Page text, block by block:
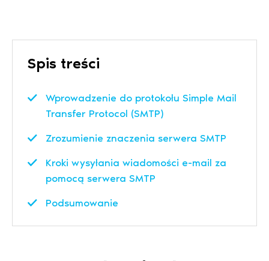
Spis treści
Wprowadzenie do protokołu Simple Mail
Transfer Protocol (SMTP)
Zrozumienie znaczenia serwera SMTP
Kroki wysyłania wiadomości e-mail za
pomocą serwera SMTP
Podsumowanie